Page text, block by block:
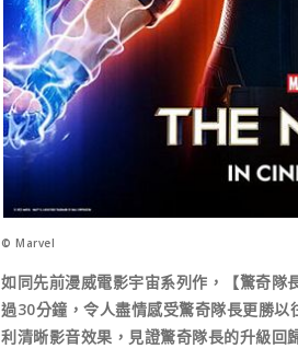
© Marvel
如同先前漫威電影宇宙系列作，【驚奇
過30分鐘，令人盡情感受驚奇隊長更勝
利清晰影音效果，見證驚奇隊長的升級回